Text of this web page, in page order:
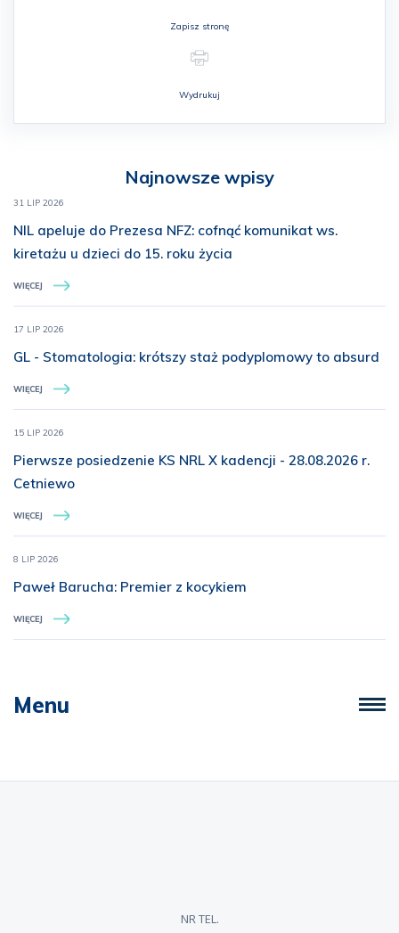
Najnowsze wpisy
31 LIP 2026
NIL apeluje do Prezesa NFZ: cofnąć komunikat ws.
kiretażu u dzieci do 15. roku życia
WIĘCEJ
17 LIP 2026
GL - Stomatologia: krótszy staż podyplomowy to absurd
WIĘCEJ
15 LIP 2026
Pierwsze posiedzenie KS NRL X kadencji - 28.08.2026 r.
Cetniewo
WIĘCEJ
8 LIP 2026
Paweł Barucha: Premier z kocykiem
WIĘCEJ
Menu
Zapisz stronę
Wydrukuj
NR TEL.